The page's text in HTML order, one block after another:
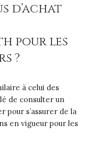
d’achat
pour les
?
à celui des
de consulter un
pour s’assurer de la
en vigueur pour les